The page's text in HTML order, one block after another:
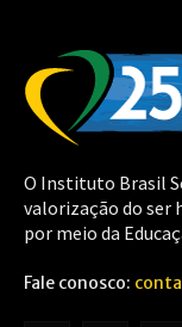
O Instituto Brasil
valorização do ser
por meio da
Fale conosco: